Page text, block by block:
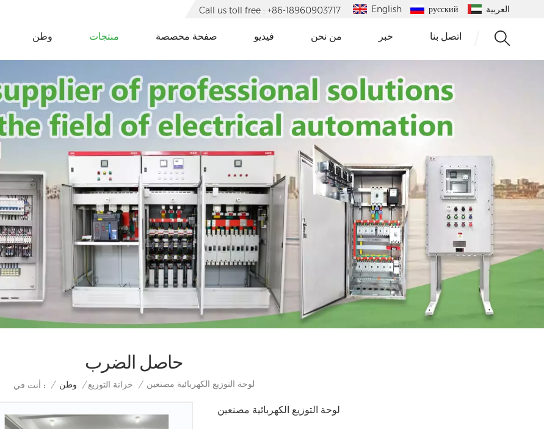
English русский العربية Call us toll free : +86-18960903717
وطن منتجات صفحة مخصصة فيديو من نحن خبر اتصل بنا
حاصل الضرب
أنت في : / وطن / خزانة التوزيع / لوحة التوزيع الكهربائية مصنعين
لوحة التوزيع الكهربائية مصنعين